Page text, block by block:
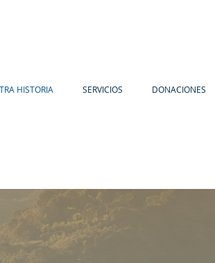
HISTORIA SERVICIOS DONACIONES